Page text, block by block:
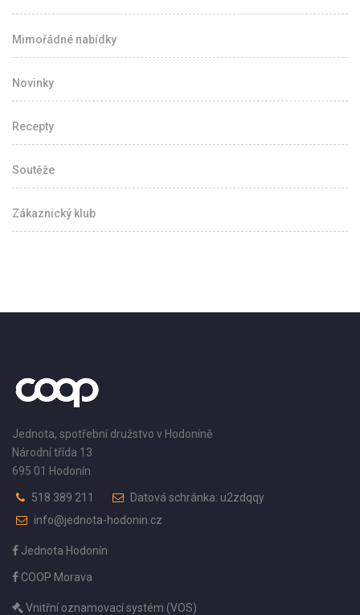
Mimořádné nabídky
Novinky
Recepty
Soutěže
Zákaznický klub
Jednota, spotřební družstvo v Hodoníně
Národní třída 13
695 01 Hodonín
518 389 211
Datová schránka: u2zdqqy
info@jednota-hodonin.cz
Jednota Hodonín
COOP Morava
Vnitřní oznamovací systém (VOS)